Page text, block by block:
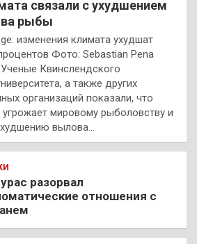
связали с ухудшением
рыбы
изменения климата ухудшат
Фото: Sebastian Pena
Квинслендского
а также других
организаций показали, что
мировому рыболовству и
вылова…
разорвал
отношения с